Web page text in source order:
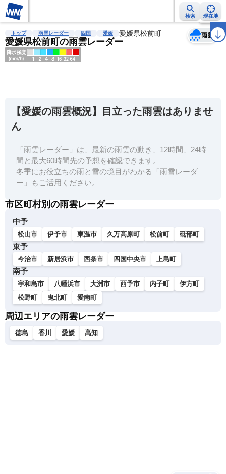
検索 現在地
雨雲レーダー 台風情報 地震情報 警報・注意報 2週間天気 ラ
トップ 雨雲レーダー 四国 愛媛 愛媛県松前町
愛媛県松前町の雨雲レーダー
雨雲
天気 台風
【愛媛の雨雲概況】目立った雨雲はありませ
ん
「雨雲レーダー」は、最新の雨雲の動き、12時間、24時
間と最大60時間先の予想を確認できます。
冬季にお役立ちの雨と雪の境目がわかる「雨雪レーダ
ー」もご活用ください。
市区町村別の雨雲レーダー
中予
松山市 伊予市 東温市 久万高原町 松前町 砥部町
東予
今治市 新居浜市 西条市 四国中央市 上島町
南予
宇和島市 八幡浜市 大洲市 西予市 内子町
伊方町
松野町
鬼北町 愛南町
周辺エリアの雨雲レーダー
徳島 香川 愛媛 高知